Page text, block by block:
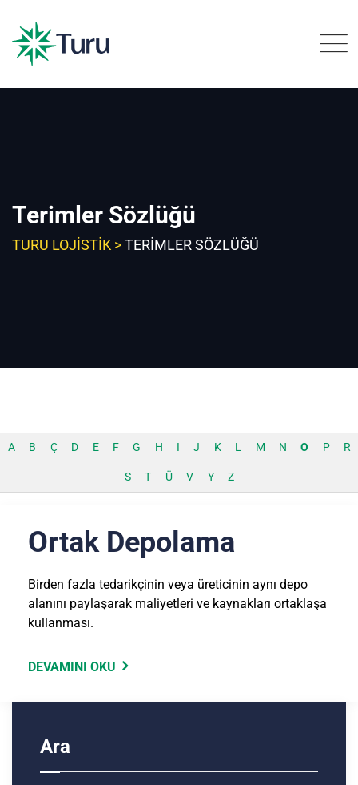
content
Terimler Sözlüğü
TURU LOJISTIK >TERIMLER SÖZLÜĞÜ
A B Ç D E F G H I J K L M N O P R
S T Ü V Y Z
Ortak Depolama
Birden fazla tedarikçinin veya üreticinin aynı depo
alanını paylaşarak maliyetleri ve kaynakları ortaklaşa
kullanması.
DEVAMINI OKU
Ara